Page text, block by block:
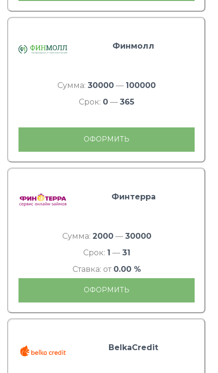
Финмолл
Сумма: 30000 — 100000
Срок: 0 — 365
ОФОРМИТЬ
Финтерра
Сумма: 2000— 30000
Срок: 1 — 31
Ставка: от 0.00 %
ОФОРМИТЬ
BelkaCredit